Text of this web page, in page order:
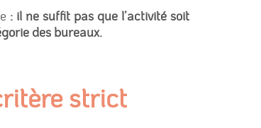
: il ne suffit pas que l’activité soit
des bureaux.
strict